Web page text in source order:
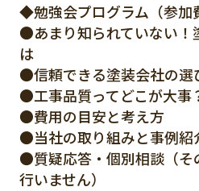
◆勉強会プログラム（参加
●あまり知られていない！
は
●信頼できる塗装会社の選
●工事品質ってどこが大事
●費用の目安と考え方
●当社の取り組みと事例紹
●質疑応答・個別相談（そ
行いません）